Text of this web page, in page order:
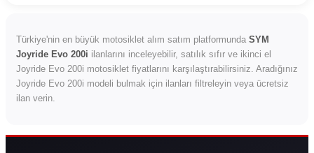
Türkiye'nin en büyük motosiklet alım satım platformunda SYM
Joyride Evo 200i ilanlarını inceleyebilir, satılık sıfır ve ikinci el
Joyride Evo 200i motosiklet fiyatlarını karşılaştırabilirsiniz. Aradığınız
Joyride Evo 200i modeli bulmak için ilanları filtreleyin veya ücretsiz
ilan verin.